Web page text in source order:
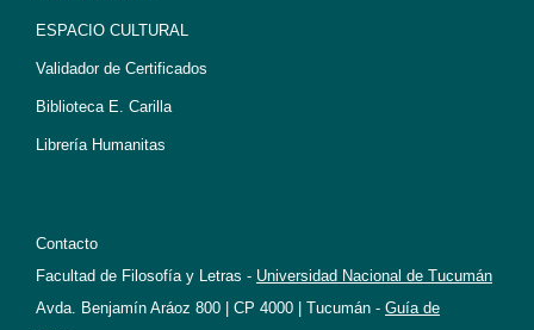
ESPACIO CULTURAL
Validador de Certificados
Biblioteca E. Carilla
Librería Humanitas
Contacto
Facultad de Filosofía y Letras - Universidad Nacional de Tucumán
Avda. Benjamín Aráoz 800 | CP 4000 | Tucumán - Guía de